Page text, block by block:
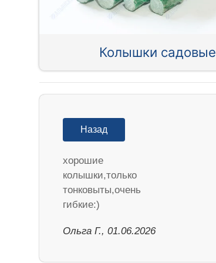
Колышки садовые
Назад
хорошие
колышки,только
тонковыты,очень
гибкие:)
Ольга Г., 01.06.2026